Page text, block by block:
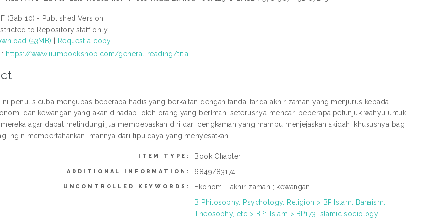
(Bab 10) - Published Version
to Repository staff only
(53MB)
Request a copy
https://www.iiumbookshop.com/general-reading/titia...
penulis cuba mengupas beberapa hadis yang berkaitan dengan tanda-tanda akhir zaman yang menjurus kepada
dan kewangan yang akan dihadapi oleh orang yang beriman, seterusnya mencari beberapa petunjuk wahyu untuk
agar dapat melindungi jua membebaskan diri dari cengkaman yang mampu menjejaskan akidah, khususnya bagi
ingin mempertahankan imannya dari tipu daya yang menyesatkan.
ITEM TYPE: Book Chapter
ADDITIONAL INFORMATION: 6849/83174
UNCONTROLLED KEYWORDS:
Ekonomi : akhir zaman ; kewangan
B Philosophy. Psychology. Religion > BP Islam. Bahaism.
Theosophy, etc > BP1 Islam > BP173 Islamic sociology